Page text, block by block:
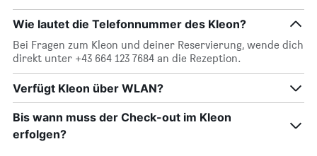
Wie lautet die Telefonnummer des Kleon?
Bei Fragen zum Kleon und deiner Reservierung, wende dich
direkt unter +43 664 123 7684 an die Rezeption.
Verfügt Kleon über WLAN?
Bis wann muss der Check-out im Kleon
erfolgen?